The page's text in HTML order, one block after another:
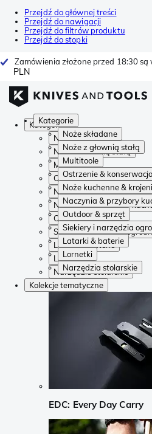
Przejdź do głównej treści
Przejdź do nawigacji
Przejdź do filtrów produktu
Przejdź do stopki
Zamówienia złożone przed 18:30 są
PLN
Kategorie
Noże składane
Noże z głownią stałą
Multitoole
Ostrzenie &
Noże kuchenne &
Naczynia & przybory
Outdoor & sprzęt
Siekiery i narzędzia
Latarki & baterie
Lornetki
Narzędzia stolarskie
Kategorie
Noże składane
Noże z głownią stałą
Multitoole
Ostrzenie & konserwacja
Noże kuchenne & krojenie
Naczynia & przybory
Outdoor & sprzęt
Siekiery i narzędzia
Latarki & baterie
Lornetki
Narzędzia stolarskie
Kolekcje tematyczne
EDC: Every Day Carry